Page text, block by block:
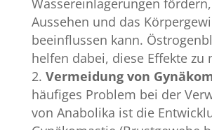
Wassereinlagerungen
Aussehen und das
beeinflussen kann.
helfen dabei, diese Effekte zu
Vermeidung von
häufiges Problem bei der
von Anabolika ist die